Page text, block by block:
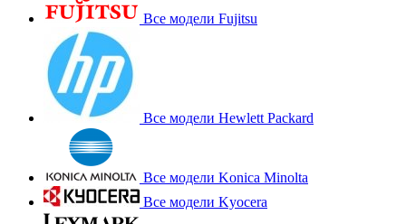
Все модели Fujitsu
Все модели Hewlett Packard
Все модели Konica Minolta
Все модели Kyocera